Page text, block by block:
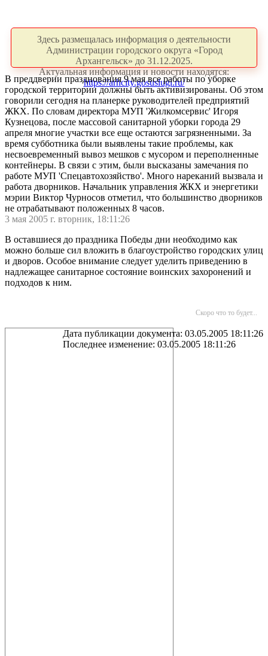
Здесь размещалась информация о деятельности
Администрации городского округа «Город
Архангельск» до 31.12.2025.
Актуальная информация и новости находятся:
https://arhcity.gosuslugi.ru/
В преддверии празднования 9 мая все работы по уборке
городской территории должны быть активизированы. Об этом
говорили сегодня на планерке руководителей предприятий
ЖКХ. По словам директора МУП 'Жилкомсервис' Игоря
Кузнецова, после массовой санитарной уборки города 29
апреля многие участки все еще остаются загрязненными. За
время субботника были выявлены такие проблемы, как
несвоевременный вывоз мешков с мусором и переполненные
контейнеры. В связи с этим, были высказаны замечания по
работе МУП 'Спецавтохозяйство'. Много нареканий вызвала и
работа дворников. Начальник управления ЖКХ и энергетики
мэрии Виктор Чурносов отметил, что большинство дворников
не отрабатывают положенных 8 часов.
3 мая 2005 г. вторник, 18:11:26
В оставшиеся до праздника Победы дни необходимо как
можно больше сил вложить в благоустройство городских улиц
и дворов. Особое внимание следует уделить приведению в
надлежащее санитарное состояние воинских захоронений и
подходов к ним.
Скоро что то будет...
Дата публикации документа: 03.05.2005 18:11:26
Последнее изменение: 03.05.2005 18:11:26